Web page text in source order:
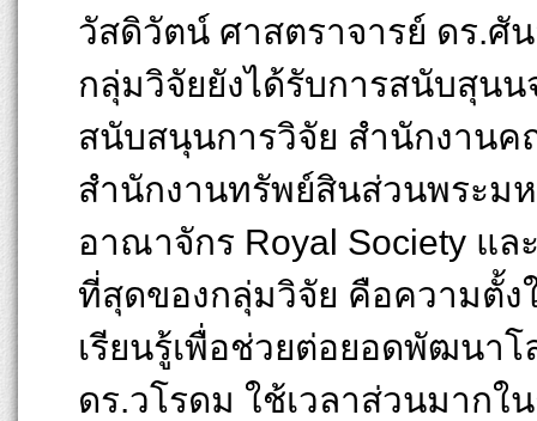
วัสดิวัตน์ ศาสตราจารย์ ดร.ศั
กลุ่มวิจัยยังได้รับการสนับสุน
สนับสนุนการวิจัย สำนักงาน
สำนักงานทรัพย์สินส่วนพระม
อาณาจักร Royal Society แ
ที่สุดของกลุ่มวิจัย คือความตั้
เรียนรู้เพื่อช่วยต่อยอดพัฒนา
ดร.วโรดม ใช้เวลาส่วนมากใ